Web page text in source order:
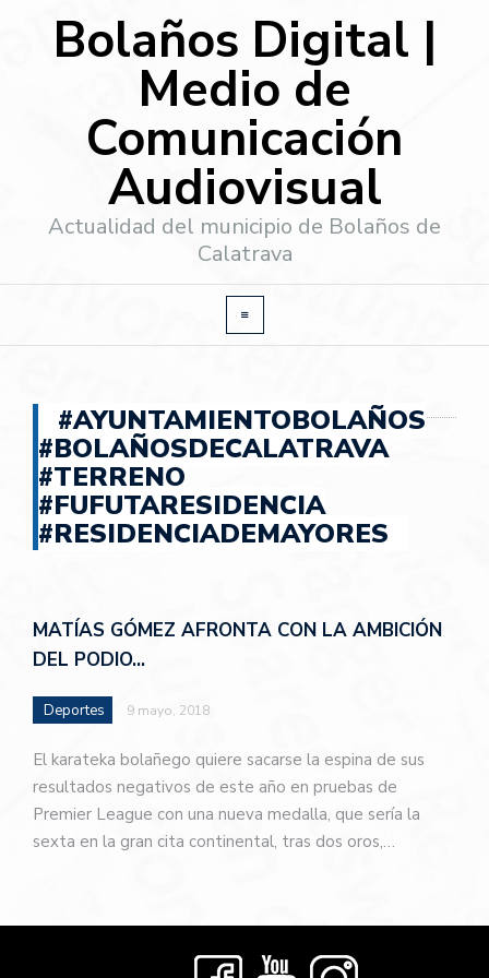
Bolaños Digital |
Medio de
Comunicación
Audiovisual
Actualidad del municipio de Bolaños de
Calatrava
#AYUNTAMIENTOBOLAÑOS
#BOLAÑOSDECALATRAVA
#TERRENO
#FUFUTARESIDENCIA
#RESIDENCIADEMAYORES
MATÍAS GÓMEZ AFRONTA CON LA AMBICIÓN
DEL PODIO…
Deportes 9 mayo, 2018
El karateka bolañego quiere sacarse la espina de sus
resultados negativos de este año en pruebas de
Premier League con una nueva medalla, que sería la
sexta en la gran cita continental, tras dos oros,…